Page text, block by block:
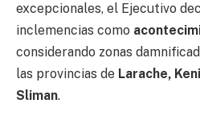
excepcionales, el Ejecutivo
inclemencias como
considerando zonas
las provincias de Larache,
Sliman.